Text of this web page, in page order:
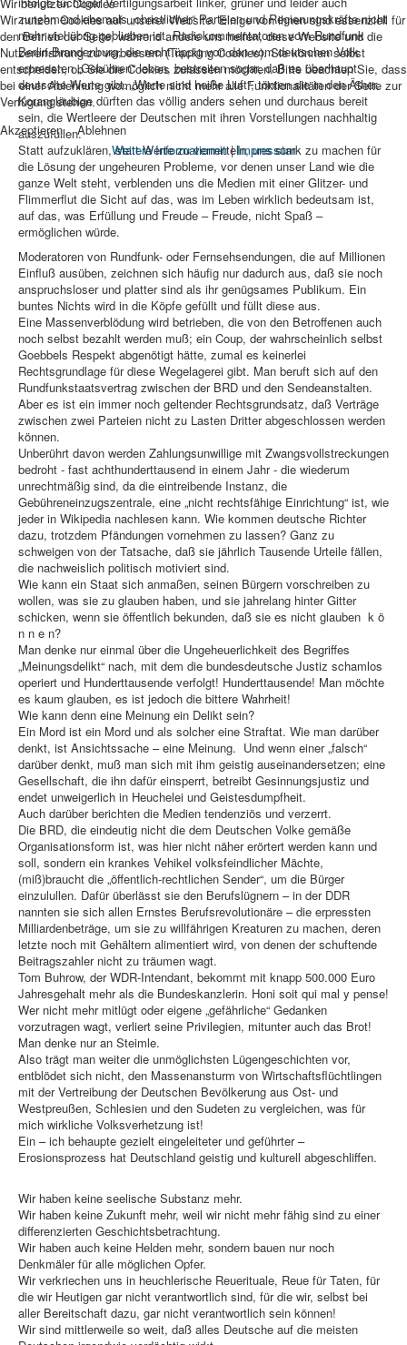
zunehmend ehemals „christlicher“ Parteien und Regierungskräfte nicht
mehr viel übrig geblieben ist. Radiokommentatoren vom Rundfunk
Berlin-Brandenburg, die recht üppig von den vom deutschen Volk
erpressten „Gebühren“ leben, bestreiten sogar, daß es überhaupt
deutsche Werte gibt. „Werte sind heiße Luft“, tönten sie in den Äther.
Korangläubige dürften das völlig anders sehen und durchaus bereit
sein, die Wertleere der Deutschen mit ihren Vorstellungen nachhaltig
auszufüllen.
Statt aufzuklären, statt Werte zu vermitteln, uns stark zu machen für
die Lösung der ungeheuren Probleme, vor denen unser Land wie die
ganze Welt steht, verblenden uns die Medien mit einer Glitzer- und
Flimmerflut die Sicht auf das, was im Leben wirklich bedeutsam ist,
auf das, was Erfüllung und Freude – Freude, nicht Spaß –
ermöglichen würde.
Moderatoren von Rundfunk- oder Fernsehsendungen, die auf Millionen
Einfluß ausüben, zeichnen sich häufig nur dadurch aus, daß sie noch
anspruchsloser und platter sind als ihr genügsames Publikum. Ein
buntes Nichts wird in die Köpfe gefüllt und füllt diese aus.
Eine Massenverblödung wird betrieben, die von den Betroffenen auch
noch selbst bezahlt werden muß; ein Coup, der wahrscheinlich selbst
Goebbels Respekt abgenötigt hätte, zumal es keinerlei
Rechtsgrundlage für diese Wegelagerei gibt. Man beruft sich auf den
Rundfunkstaatsvertrag zwischen der BRD und den Sendeanstalten.
Aber es ist ein immer noch geltender Rechtsgrundsatz, daß Verträge
zwischen zwei Parteien nicht zu Lasten Dritter abgeschlossen werden
können.
Unberührt davon werden Zahlungsunwillige mit Zwangsvollstreckungen
bedroht - fast achthunderttausend in einem Jahr - die wiederum
unrechtmäßig sind, da die eintreibende Instanz, die
Gebühreneinzugszentrale, eine „nicht rechtsfähige Einrichtung“ ist, wie
jeder in Wikipedia nachlesen kann. Wie kommen deutsche Richter
dazu, trotzdem Pfändungen vornehmen zu lassen? Ganz zu
schweigen von der Tatsache, daß sie jährlich Tausende Urteile fällen,
die nachweislich politisch motiviert sind.
Wie kann ein Staat sich anmaßen, seinen Bürgern vorschreiben zu
wollen, was sie zu glauben haben, und sie jahrelang hinter Gitter
schicken, wenn sie öffentlich bekunden, daß sie es nicht glauben k ö
n n e n?
Man denke nur einmal über die Ungeheuerlichkeit des Begriffes
„Meinungsdelikt“ nach, mit dem die bundesdeutsche Justiz schamlos
operiert und Hunderttausende verfolgt! Hunderttausende! Man möchte
es kaum glauben, es ist jedoch die bittere Wahrheit!
Wie kann denn eine Meinung ein Delikt sein?
Ein Mord ist ein Mord und als solcher eine Straftat. Wie man darüber
denkt, ist Ansichtssache – eine Meinung. Und wenn einer „falsch“
darüber denkt, muß man sich mit ihm geistig auseinandersetzen; eine
Gesellschaft, die ihn dafür einsperrt, betreibt Gesinnungsjustiz und
endet unweigerlich in Heuchelei und Geistesdumpfheit.
Auch darüber berichten die Medien tendenziös und verzerrt.
Die BRD, die eindeutig nicht die dem Deutschen Volke gemäße
Organisationsform ist, was hier nicht näher erörtert werden kann und
soll, sondern ein krankes Vehikel volksfeindlicher Mächte,
(miß)braucht die „öffentlich-rechtlichen Sender“, um die Bürger
einzulullen. Dafür überlässt sie den Berufslügnern – in der DDR
nannten sie sich allen Ernstes Berufsrevolutionäre – die erpressten
Milliardenbeträge, um sie zu willfährigen Kreaturen zu machen, deren
letzte noch mit Gehältern alimentiert wird, von denen der schuftende
Beitragszahler nicht zu träumen wagt.
Tom Buhrow, der WDR-Intendant, bekommt mit knapp 500.000 Euro
Jahresgehalt mehr als die Bundeskanzlerin. Honi soit qui mal y pense!
Wer nicht mehr mitlügt oder eigene „gefährliche“ Gedanken
vorzutragen wagt, verliert seine Privilegien, mitunter auch das Brot!
Man denke nur an Steimle.
Also trägt man weiter die unmöglichsten Lügengeschichten vor,
entblödet sich nicht, den Massenansturm von Wirtschaftsflüchtlingen
mit der Vertreibung der Deutschen Bevölkerung aus Ost- und
Westpreußen, Schlesien und den Sudeten zu vergleichen, was für
mich wirkliche Volksverhetzung ist!
Ein – ich behaupte gezielt eingeleiteter und geführter –
Erosionsprozess hat Deutschland geistig und kulturell abgeschliffen.
Wir haben keine seelische Substanz mehr.
Wir haben keine Zukunft mehr, weil wir nicht mehr fähig sind zu einer
differenzierten Geschichtsbetrachtung.
Wir haben auch keine Helden mehr, sondern bauen nur noch
Denkmäler für alle möglichen Opfer.
Wir verkriechen uns in heuchlerische Reuerituale, Reue für Taten, für
die wir Heutigen gar nicht verantwortlich sind, für die wir, selbst bei
aller Bereitschaft dazu, gar nicht verantwortlich sein können!
Wir sind mittlerweile so weit, daß alles Deutsche auf die meisten
Wir nutzen Cookies auf unserer Website. Einige von ihnen sind essenziell für
den Betrieb der Seite, während andere uns helfen, diese Website und die
Nutzererfahrung zu verbessern (Tracking Cookies). Sie können selbst
entscheiden, ob Sie die Cookies zulassen möchten. Bitte beachten Sie, dass
bei einer Ablehnung womöglich nicht mehr alle Funktionalitäten der Seite zur
Verfügung stehen.
Akzeptieren
Ablehnen
Weitere Informationen|Impressum